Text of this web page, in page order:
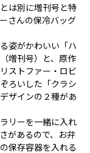
は別に増刊号と特
さんの保冷バッグ
姿がかわいい「ハ
増刊号）と、原作
ストファー・ロビ
ろいした「クラシ
ザインの２種があ
リーを一緒に入れ
があるので、お弁
保存容器を入れる